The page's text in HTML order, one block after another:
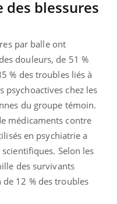
des blessures
par balle ont
douleurs, de 51 %
% des troubles liés à
psychoactives chez les
du groupe témoin.
médicaments contre
en psychiatrie a
Selon les
des survivants
12 % des troubles